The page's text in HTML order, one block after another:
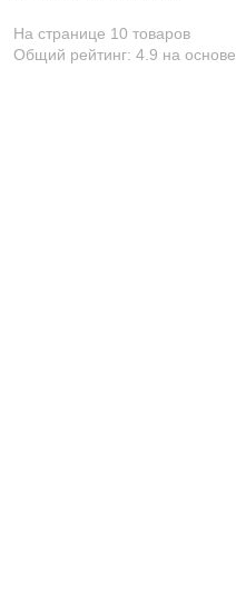
На странице 10 товаров
Общий рейтинг: 4.9 на основе